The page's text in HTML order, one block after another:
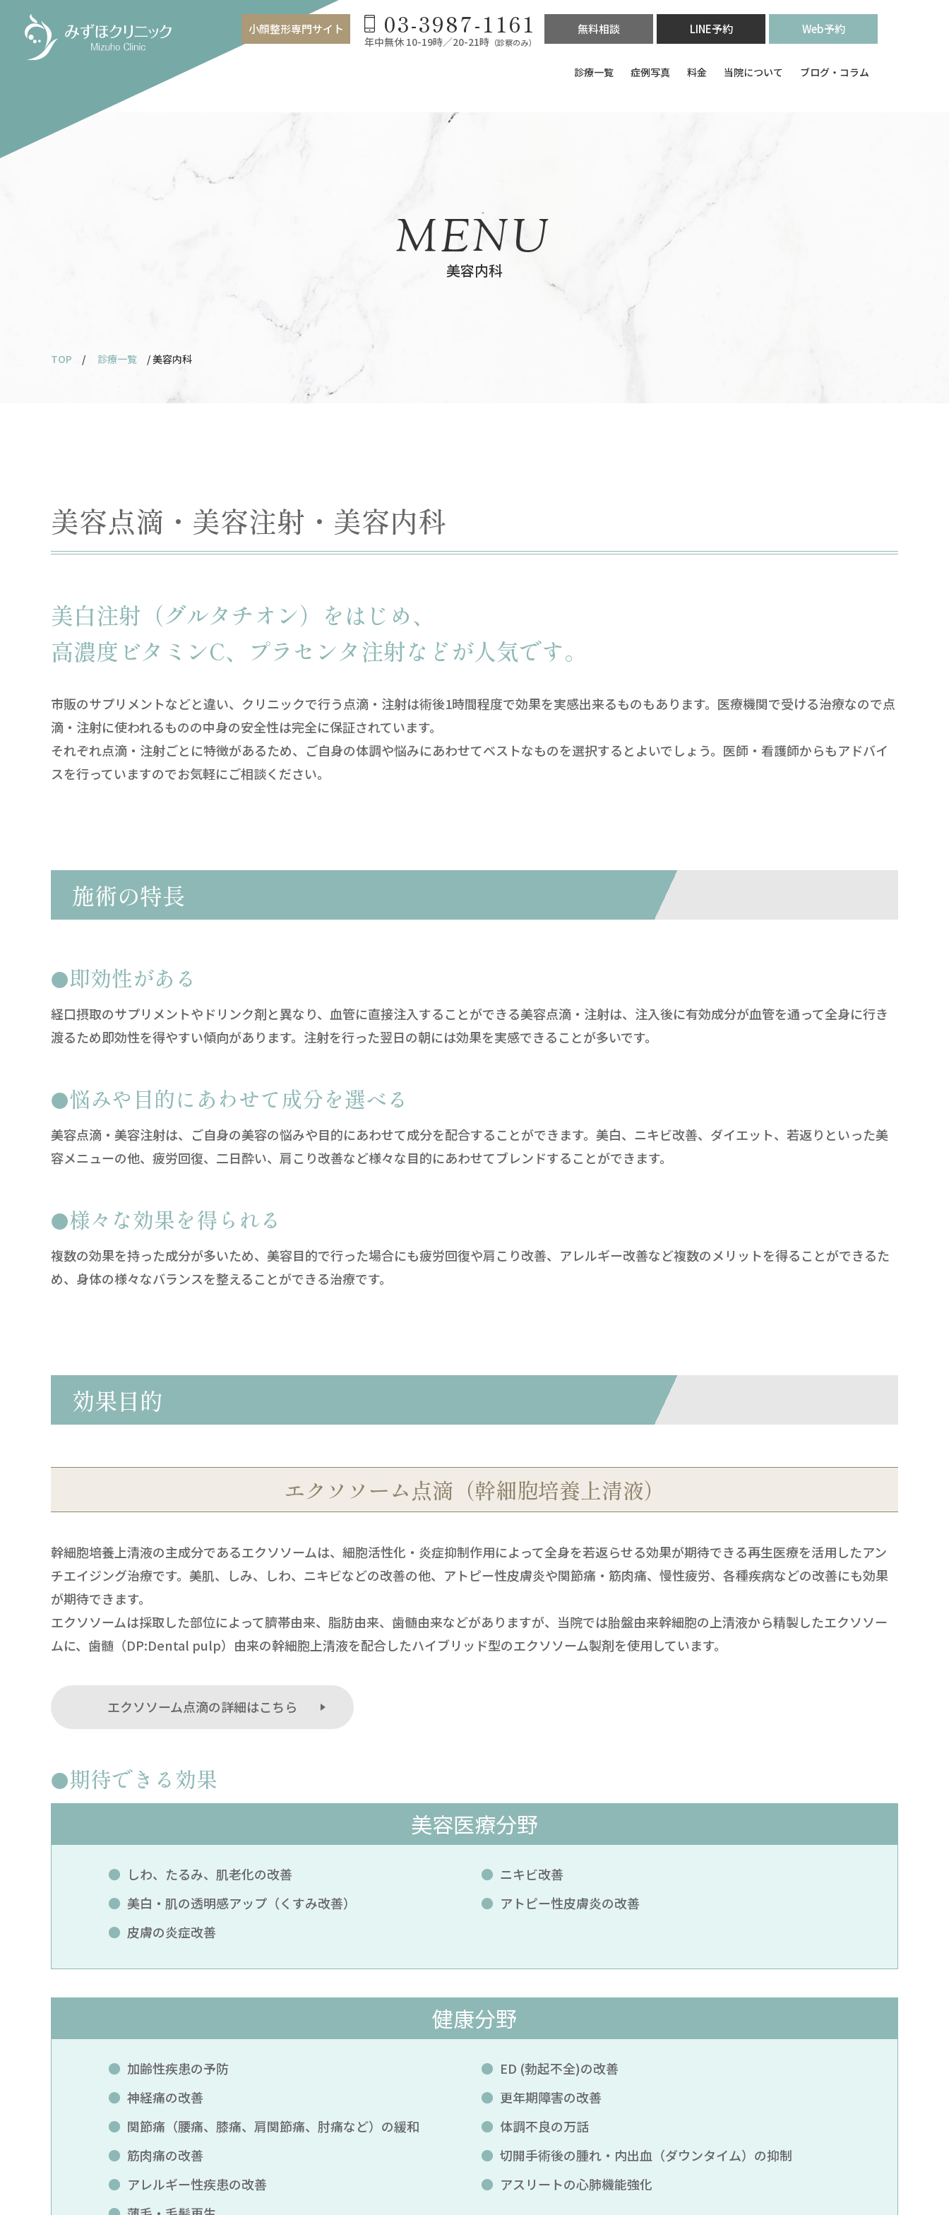
小顔整形専門サイト 03-3987-1161
年中無休 10-19時／20-21時 （診察のみ）
無料相談 LINE予約 Web予約
診療一覧 症例写真 料金 当院について ブログ・コラム
美容内科
MENU
TOP / 診療一覧 / 美容内科
美容点滴・美容注射・美容内科
美白注射（グルタチオン）をはじめ、
高濃度ビタミンC、プラセンタ注射などが人気です。
市販のサプリメントなどと違い、クリニックで行う点滴・注射は術後1時間程度で効果を実感出来るものもあります。医療機関で受ける治療なので点
滴・注射に使われるものの中身の安全性は完全に保証されています。
それぞれ点滴・注射ごとに特徴があるため、ご自身の体調や悩みにあわせてベストなものを選択するとよいでしょう。医師・看護師からもアドバイ
スを行っていますのでお気軽にご相談ください。
施術の特長
即効性がある
経口摂取のサプリメントやドリンク剤と異なり、血管に直接注入することができる美容点滴・注射は、注入後に有効成分が血管を通って全身に行き
渡るため即効性を得やすい傾向があります。注射を行った翌日の朝には効果を実感できることが多いです。
悩みや目的にあわせて成分を選べる
美容点滴・美容注射は、ご自身の美容の悩みや目的にあわせて成分を配合することができます。美白、ニキビ改善、ダイエット、若返りといった美
容メニューの他、疲労回復、二日酔い、肩こり改善など様々な目的にあわせてブレンドすることができます。
様々な効果を得られる
複数の効果を持った成分が多いため、美容目的で行った場合にも疲労回復や肩こり改善、アレルギー改善など複数のメリットを得ることができるた
め、身体の様々なバランスを整えることができる治療です。
効果目的
エクソソーム点滴（幹細胞培養上清液）
幹細胞培養上清液の主成分であるエクソソームは、細胞活性化・炎症抑制作用によって全身を若返らせる効果が期待できる再生医療を活用したアン
チエイジング治療です。美肌、しみ、しわ、ニキビなどの改善の他、アトピー性皮膚炎や関節痛・筋肉痛、慢性疲労、各種疾病などの改善にも効果
が期待できます。
エクソソームは採取した部位によって臍帯由来、脂肪由来、歯髄由来などがありますが、当院では胎盤由来幹細胞の上清液から精製したエクソソー
ムに、歯髄（DP:Dental pulp）由来の幹細胞上清液を配合したハイブリッド型のエクソソーム製剤を使用しています。
エクソソーム点滴の詳細はこちら
期待できる効果
美容医療分野
しわ、たるみ、肌老化の改善
美白・肌の透明感アップ（くすみ改善）
皮膚の炎症改善
ニキビ改善
アトピー性皮膚炎の改善
健康分野
加齢性疾患の予防
神経痛の改善
関節痛（腰痛、膝痛、肩関節痛、肘痛など）の緩和
筋肉痛の改善
アレルギー性疾患の改善
ED (勃起不全)の改善
更年期障害の改善
体調不良の万話
切開手術後の腫れ・内出血（ダウンタイム）の抑制
アスリートの心肺機能強化